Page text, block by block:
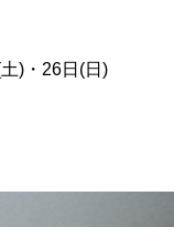
土)・26日(日)